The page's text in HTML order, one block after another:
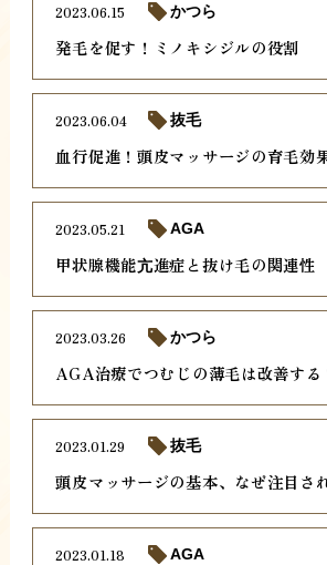
発毛を促す！ミノキシジルの役割
2023.06.15 かつら
血行促進！頭皮マッサージの育毛効
2023.06.04 抜毛
甲状腺機能亢進症と抜け毛の関連性
2023.05.21 AGA
AGA治療でつむじの薄毛は改善する
2023.03.26 かつら
頭皮マッサージの基本、なぜ注目さ
2023.01.29 抜毛
2023.01.18 AGA